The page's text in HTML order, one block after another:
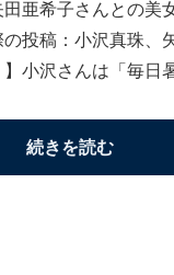
亜希子さんとの美
投稿：小沢真珠、
小沢さんは「毎日
続きを読む